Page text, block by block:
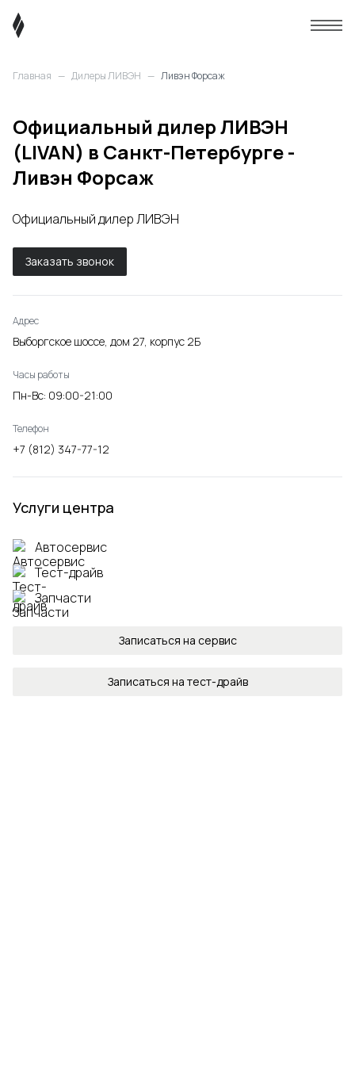
Главная — Дилеры ЛИВЭН — Ливэн Форсаж
Официальный дилер ЛИВЭН
(LIVAN) в Санкт-Петербурге -
Ливэн Форсаж
Официальный дилер ЛИВЭН
Заказать звонок
Адрес
Выборгское шоссе, дом 27, корпус 2Б
Часы работы
Пн-Вс: 09:00-21:00
Телефон
+7 (812) 347-77-12
Услуги центра
Автосервис
Тест-драйв
Запчасти
Записаться на сервис
Записаться на тест-драйв